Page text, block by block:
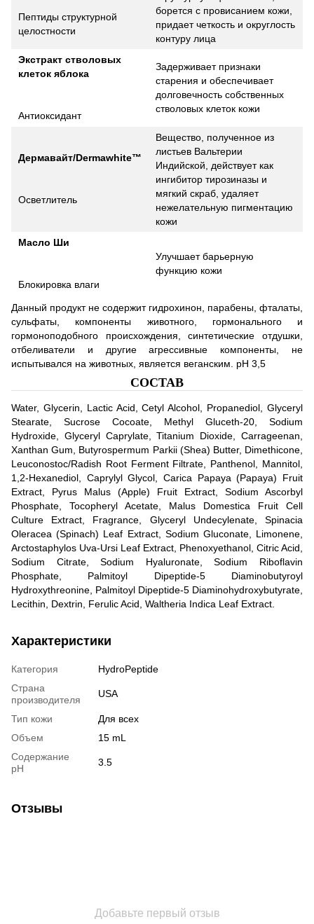
Пептиды структурной
целостности
борется с провисанием кожи,
придает четкость и округлость
контуру лица
Экстракт стволовых
клеток яблока
Антиоксидант
Задерживает признаки
старения и обеспечивает
долговечность собственных
стволовых клеток кожи
Дермавайт/Dermawhite™
Осветлитель
Вещество, полученное из
листьев Вальтерии
Индийской, действует как
ингибитор тирозиназы и
мягкий скраб, удаляет
нежелательную пигментацию
кожи
Масло Ши
Блокировка влаги
Улучшает барьерную
функцию кожи
Данный продукт не содержит гидрохинон, парабены, фталаты,
сульфаты, компоненты животного, гормонального и
гормоноподобного происхождения, синтетические отдушки,
отбеливатели и другие агрессивные компоненты, не
испытывался на животных, является веганским. pH 3,5
СОСТАВ
Water, Glycerin, Lactic Acid, Cetyl Alcohol, Propanediol, Glyceryl
Stearate, Sucrose Cocoate, Methyl Gluceth-20, Sodium
Hydroxide, Glyceryl Caprylate, Titanium Dioxide, Carrageenan,
Xanthan Gum, Butyrospermum Parkii (Shea) Butter, Dimethicone,
Leuconostoc/Radish Root Ferment Filtrate, Panthenol, Mannitol,
1,2-Hexanediol, Caprylyl Glycol, Carica Papaya (Papaya) Fruit
Extract, Pyrus Malus (Apple) Fruit Extract, Sodium Ascorbyl
Phosphate, Tocopheryl Acetate, Malus Domestica Fruit Cell
Culture Extract, Fragrance, Glyceryl Undecylenate, Spinacia
Oleracea (Spinach) Leaf Extract, Sodium Gluconate, Limonene,
Arctostaphylos Uva-Ursi Leaf Extract, Phenoxyethanol, Citric Acid,
Sodium Citrate, Sodium Hyaluronate, Sodium Riboflavin
Phosphate, Palmitoyl Dipeptide-5 Diaminobutyroyl
Hydroxythreonine, Palmitoyl Dipeptide-5 Diaminohydroxybutyrate,
Lecithin, Dextrin, Ferulic Acid, Waltheria Indica Leaf Extract.
Характеристики
Категория
HydroPeptide
Страна
производителя
USA
Тип кожи
Для всех
Объем
15 mL
Содержание
pH
3.5
Отзывы
Добавьте первый отзыв